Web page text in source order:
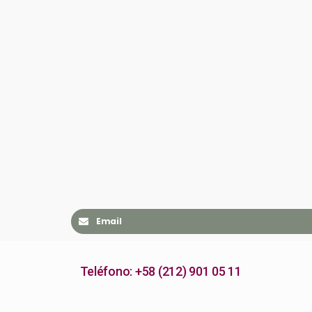
Email
Teléfono: +58 (212) 901 05 11